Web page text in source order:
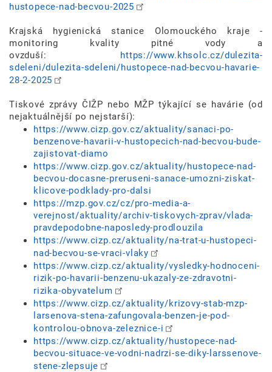
hustopece-nad-becvou-2025
Krajská hygienická stanice Olomouckého kraje -
monitoring kvality pitné vody a
ovzduší: https://www.khsolc.cz/dulezita-
sdeleni/dulezita-sdeleni/hustopece-nad-becvou-havarie-
28-2-2025
Tiskové zprávy ČIŽP nebo MŽP týkající se havárie (od
nejaktuálnější po nejstarší):
https://www.cizp.gov.cz/aktuality/sanaci-po-
benzenove-havarii-v-hustopecich-nad-becvou-bude-
zajistovat-diamo
https://www.cizp.gov.cz/aktuality/hustopece-nad-
becvou-docasne-preruseni-sanace-umozni-ziskat-
klicove-podklady-pro-dalsi
https://mzp.gov.cz/cz/pro-media-a-
verejnost/aktuality/archiv-tiskovych-zprav/vlada-
pravdepodobne-naposledy-prodlouzila
https://www.cizp.cz/aktuality/na-trat-u-hustopeci-
nad-becvou-se-vraci-vlaky
https://www.cizp.cz/aktuality/vysledky-hodnoceni-
rizik-po-havarii-benzenu-ukazaly-ze-zdravotni-
rizika-obyvatelum
https://www.cizp.cz/aktuality/krizovy-stab-mzp-
larsenova-stena-zafungovala-benzen-je-pod-
kontrolou-obnova-zeleznice-i
https://www.cizp.cz/aktuality/hustopece-nad-
becvou-situace-ve-vodni-nadrzi-se-diky-larssenove-
stene-zlepsuje